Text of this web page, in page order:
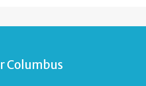
Columbus